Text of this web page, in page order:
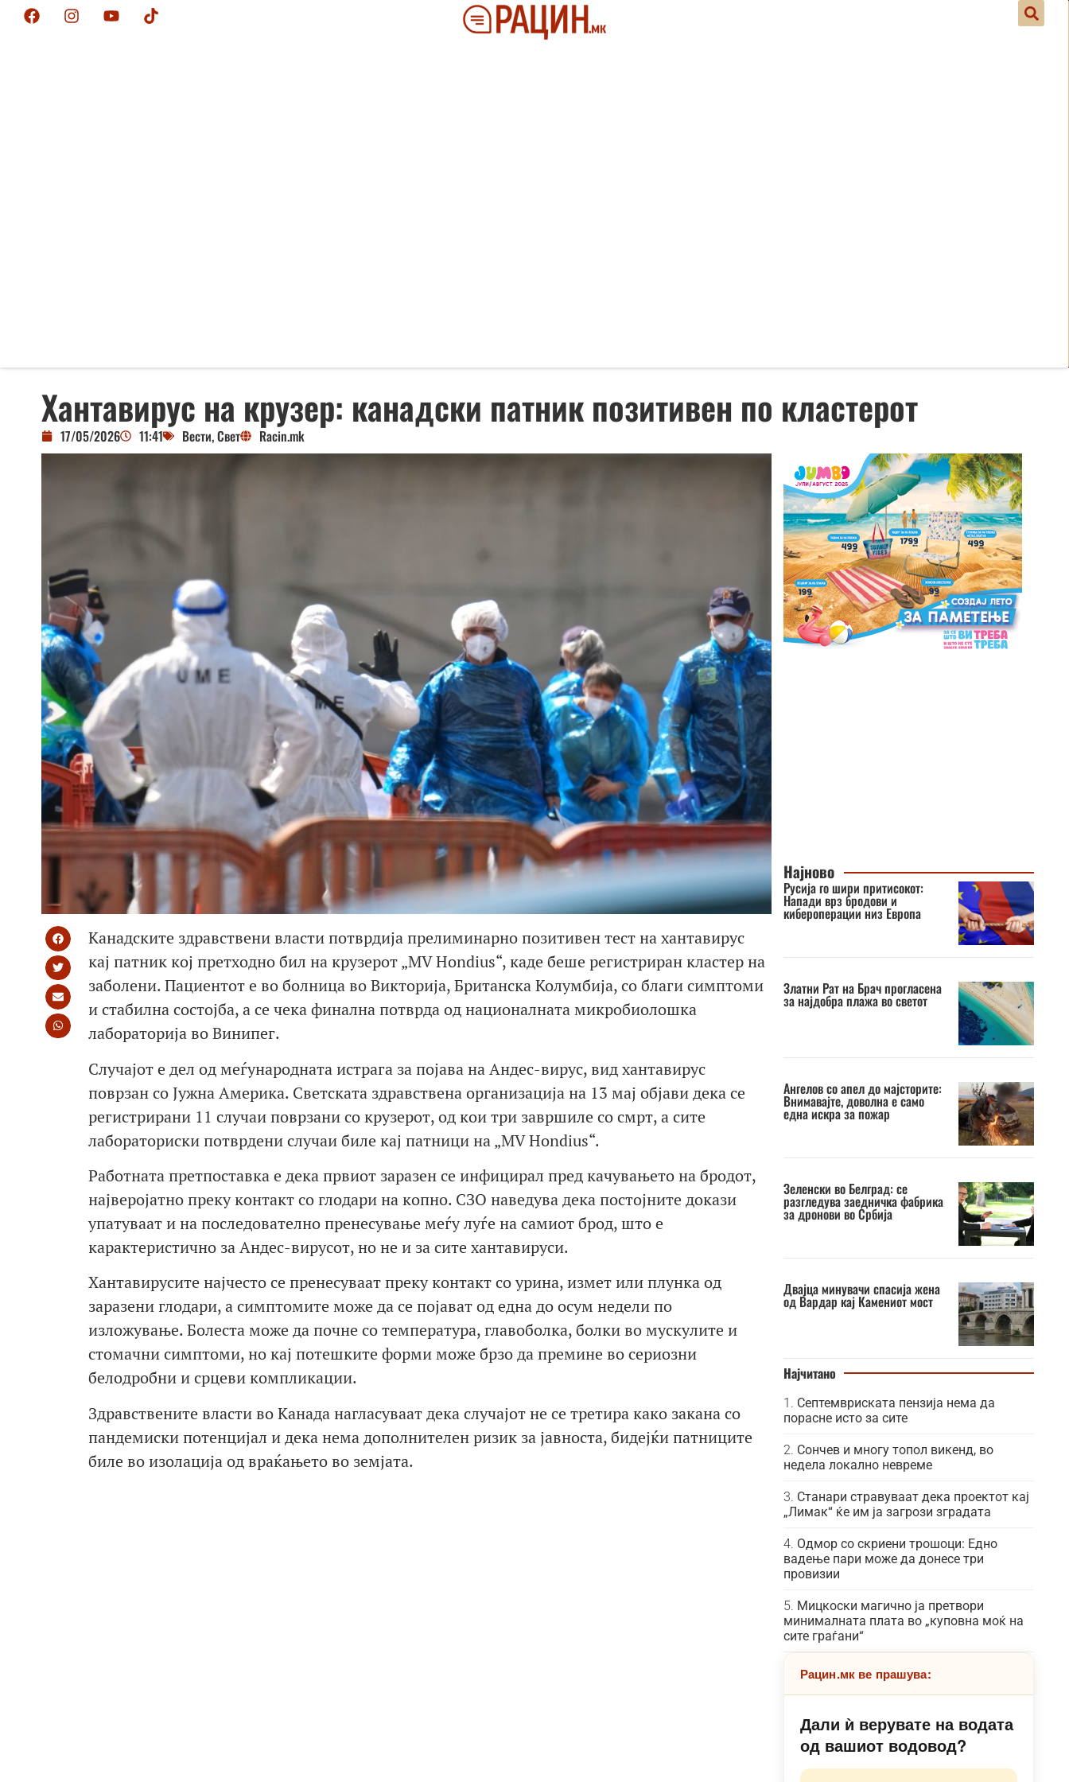
Хантавирус на крузер: канадски патник позитивен по кластерот
17/05/2026 11:41 Вести,Свет Racin.mk
Канадските здравствени власти потврдија прелиминарно позитивен тест на хантавирус
кај патник кој претходно бил на крузерот „MV Hondius“, каде беше регистриран кластер на
заболени. Пациентот е во болница во Викторија, Британска Колумбија, со благи симптоми
и стабилна состојба, а се чека финална потврда од националната микробиолошка
лабораторија во Винипег.
Случајот е дел од меѓународната истрага за појава на Андес-вирус, вид хантавирус
поврзан со Јужна Америка. Светската здравствена организација на 13 мај објави дека се
регистрирани 11 случаи поврзани со крузерот, од кои три завршиле со смрт, а сите
лабораториски потврдени случаи биле кај патници на „MV Hondius“.
Работната претпоставка е дека првиот заразен се инфицирал пред качувањето на бродот,
најверојатно преку контакт со глодари на копно. СЗО наведува дека постојните докази
упатуваат и на последователно пренесување меѓу луѓе на самиот брод, што е
карактеристично за Андес-вирусот, но не и за сите хантавируси.
Хантавирусите најчесто се пренесуваат преку контакт со урина, измет или плунка од
заразени глодари, а симптомите може да се појават од една до осум недели по
изложување. Болеста може да почне со температура, главоболка, болки во мускулите и
стомачни симптоми, но кај потешките форми може брзо да премине во сериозни
белодробни и срцеви компликации.
Здравствените власти во Канада нагласуваат дека случајот не се третира како закана со
пандемиски потенцијал и дека нема дополнителен ризик за јавноста, бидејќи патниците
биле во изолација од враќањето во земјата.
Најново
Русија го шири притисокот:
Напади врз бродови и
кибероперации низ Европа
Златни Рат на Брач прогласена
за најдобра плажа во светот
Ангелов со апел до мајсторите:
Внимавајте, доволна е само
една искра за пожар
Зеленски во Белград: се
разгледува заедничка фабрика
за дронови во Србија
Двајца минувачи спасија жена
од Вардар кај Камениот мост
Најчитано
Септемвриската пензија нема да
порасне исто за сите
Сончев и многу топол викенд, во
недела локално невреме
Станари стравуваат дека проектот кај
„Лимак“ ќе им ја загрози зградата
Одмор со скриени трошоци: Едно
вадење пари може да донесе три
провизии
Мицкоски магично ја претвори
минималната плата во „куповна моќ на
сите граѓани“
Рацин.мк ве прашува:
Дали ѝ верувате на водата
од вашиот водовод?